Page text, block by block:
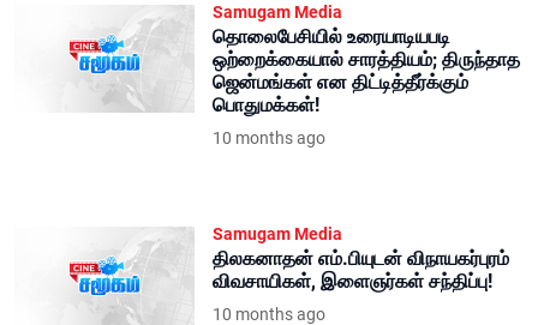
Samugam Media
தொலைபேசியில் உரையாடியபடி
ஒற்றைக்கையால் சாரத்தியம்; திருந்தாத
ஜென்மங்கள் என திட்டித்தீர்க்கும்
பொதுமக்கள்!
10 months ago
Samugam Media
திலகனாதன் எம்.பியுடன் விநாயகர்புரம்
விவசாயிகள், இளைஞர்கள் சந்திப்பு!
10 months ago